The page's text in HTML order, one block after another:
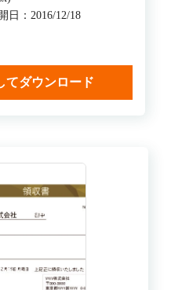
日：2016/12/18
てダウンロード